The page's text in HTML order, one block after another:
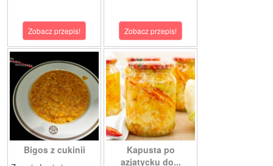
Zobacz przepis! Zobacz przepis!
Bigos z cukinii
Kapusta po
azjatycku do...